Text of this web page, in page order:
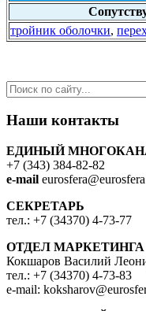
тройник оболочки,
Наши контакты
ЕДИНЫЙ
+7 (343) 384-82-82
e-mail
СЕКРЕТАРЬ
тел.: +7 (34370) 4-73-77
ОТДЕЛ МАРКЕТИНГА
Кокшаров Василий
тел.: +7 (34370) 4-73-83
e-mail: